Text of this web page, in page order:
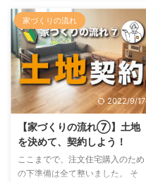
ジできると思いますので、ぜひ最
後ま ...
ーンの契約内容・間取り・おうち
の設備などを決めてきました。
マイホームに対する愛情と思い入
れも、もう相当強くなっていると
思います。 全てが決まったら、
いよいよハウスメーカーに正式発
注です。 これまでは、紙の上の
設計図やあなたの頭の中にしかな
かった夢のマイホームが、夢から
現実の世界へと動き出します。
もちろん、一度正式発注すると簡
単には後には戻れなくなります。
おうちの内容に問題ないかもう一
家づくりの流れ
2022/9/17
【家づくりの流れ⑦】土地
を決めて、契約しよう！
ここまでで、注文住宅購入のため
の下準備は全て整いました。 そ